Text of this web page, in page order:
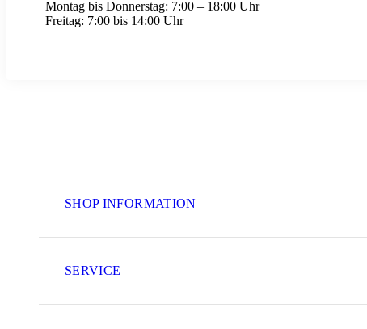
Montag bis Donnerstag: 7:00 – 18:00 Uhr
Freitag: 7:00 bis 14:00 Uhr
SHOP INFORMATION
SERVICE